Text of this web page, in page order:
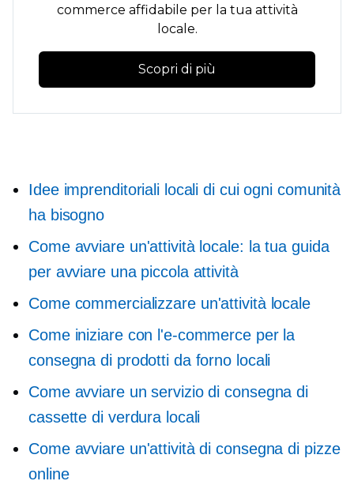
commerce affidabile per la tua attività
locale.
Scopri di più
Idee imprenditoriali locali di cui ogni comunità
ha bisogno
Come avviare un'attività locale: la tua guida
per avviare una piccola attività
Come commercializzare un'attività locale
Come iniziare con l'e-commerce per la
consegna di prodotti da forno locali
Come avviare un servizio di consegna di
cassette di verdura locali
Come avviare un'attività di consegna di pizze
online